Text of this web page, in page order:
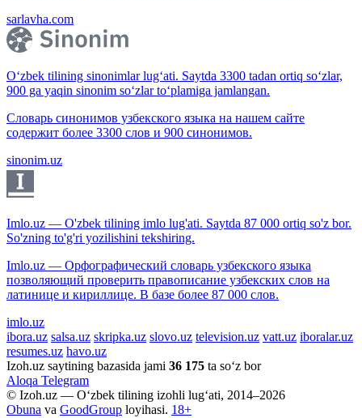
sarlavha.com
O‘zbek tilining sinonimlar lug‘ati. Saytda 3300 tadan ortiq so‘zlar,
900 ga yaqin sinonim so‘zlar to‘plamiga jamlangan.
Словарь синонимов узбекского языка на нашем сайте
содержит более 3300 слов и 900 синонимов.
sinonim.uz
Imlo.uz — O'zbek tilining imlo lug'ati. Saytda 87 000 ortiq so'z bor.
So'zning to'g'ri yozilishini tekshiring.
Imlo.uz — Орфографический словарь узбекского языка
позволяющий проверить правописание узбекских слов на
латинице и кириллице. В базе более 87 000 слов.
imlo.uz
ibora.uz salsa.uz skripka.uz slovo.uz television.uz vatt.uz iboralar.uz
resumes.uz havo.uz
Izoh.uz saytining bazasida jami 36 175 ta so‘z bor
Aloqa Telegram
© Izoh.uz — O‘zbek tilining izohli lug‘ati, 2014–2026
Obuna va GoodGroup loyihasi. 18+